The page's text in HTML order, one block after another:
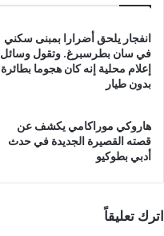
انفجار يلحق أضرارا بمبنى سكني
في سان بطرسبرغ. وتقول وسائل
إعلام محلية إنه كان هجوما بطائرة
بدون طيار
هاروكي موراكامي يكشف عن
قصته القصيرة الجديدة في حدث
أدبي بطوكيو
اترك تعليقاً